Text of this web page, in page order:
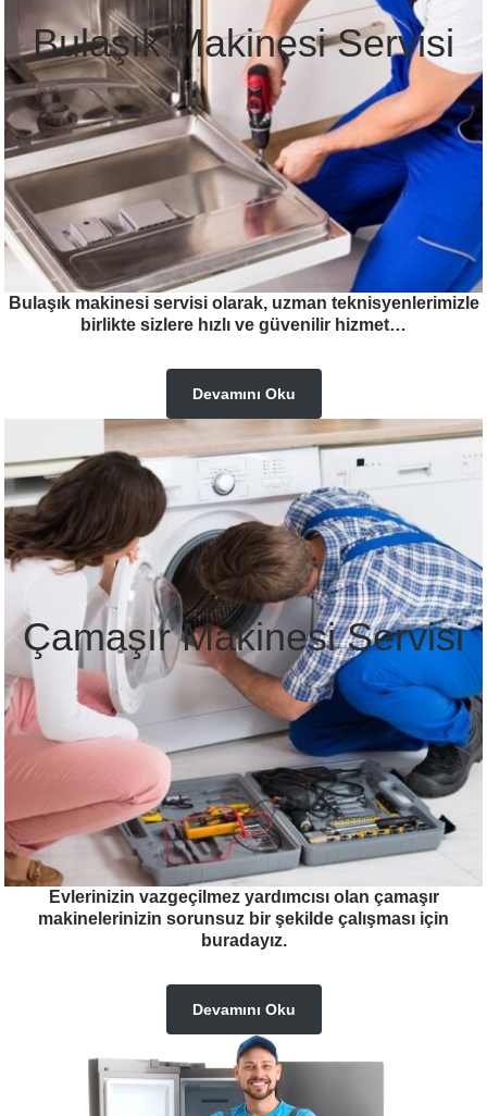
Bulaşık Makinesi Servisi
Bulaşık makinesi servisi olarak, uzman teknisyenlerimizle
birlikte sizlere hızlı ve güvenilir hizmet…
Devamını Oku
Çamaşır Makinesi Servisi
Evlerinizin vazgeçilmez yardımcısı olan çamaşır
makinelerinizin sorunsuz bir şekilde çalışması için
buradayız.
Devamını Oku